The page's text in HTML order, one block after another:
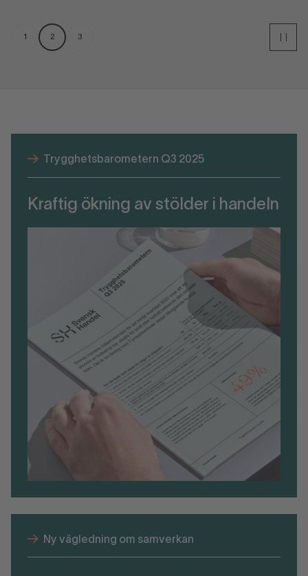
1 2 3
Trygghetsbarometern Q3 2025
Kraftig ökning av stölder i handeln
Ny vägledning om samverkan